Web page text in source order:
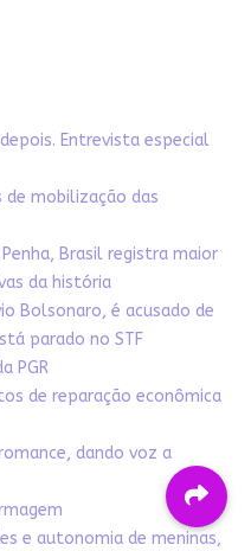
Entrevista especial
de mobilização das
Brasil registra maior
da história
Bolsonaro, é acusado de
parado no STF
PGR
de reparação econômica
dando voz a
e autonomia de meninas,